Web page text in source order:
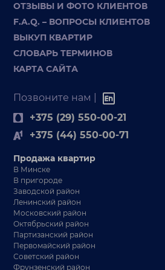
ОТЗЫВЫ И ФОТО КЛИЕНТОВ
F.A.Q. – ВОПРОСЫ КЛИЕНТОВ
ВЫКУП КВАРТИР
СЛОВАРЬ ТЕРМИНОВ
КАРТА САЙТА
Позвоните нам |
+375 (29) 550-00-21
+375 (44) 550-00-71
Продажа квартир
В Минске
В пригороде
Заводской район
Ленинский район
Московский район
Октябрьский район
Партизанский район
Первомайский район
Советский район
Фрунзенский район